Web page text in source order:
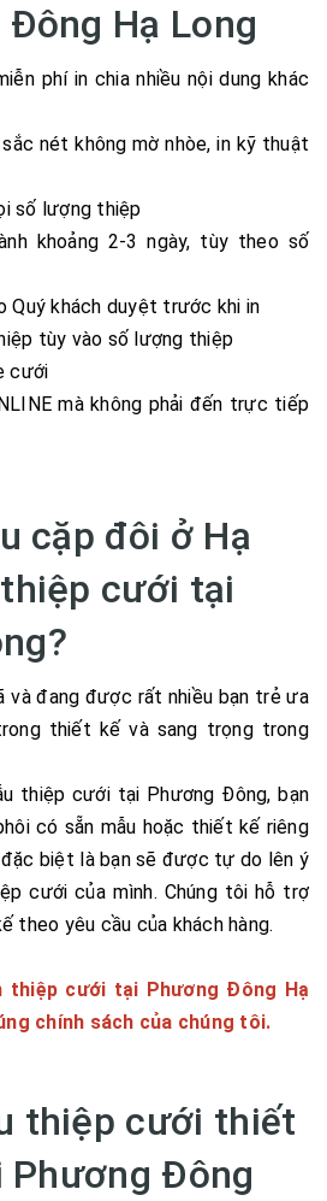
Hạ Long
phí in chia nhiều nội dung khác
nét không mờ nhòe, in kỹ thuật
số lượng thiệp
khoảng 2-3 ngày, tùy theo số
Quý khách duyệt trước khi in
tùy vào số lượng thiệp
cưới
mà không phải đến trực tiếp
cặp đôi ở Hạ
cưới tại
và đang được rất nhiều bạn trẻ ưa
thiết kế và sang trọng trong
thiệp cưới tại Phương Đông, bạn
có sẵn mẫu hoặc thiết kế riêng
biệt là bạn sẽ được tự do lên ý
cưới của mình. Chúng tôi hỗ trợ
theo yêu cầu của khách hàng.
thiệp cưới tại Phương Đông Hạ
chính sách của chúng tôi.
thiệp cưới thiết
Phương Đông